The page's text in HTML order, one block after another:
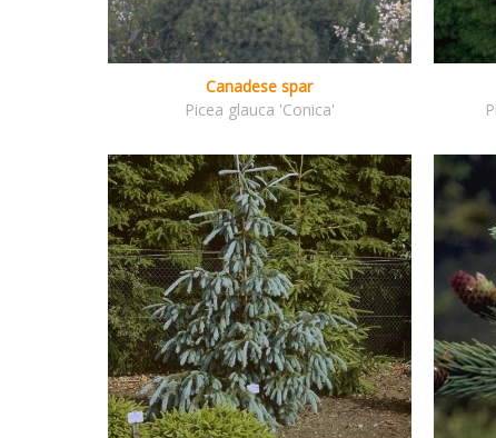
Canadese spar
Picea glauca 'Conica'